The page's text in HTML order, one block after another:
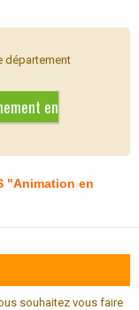
département
en
"Animation en
souhaitez vous faire